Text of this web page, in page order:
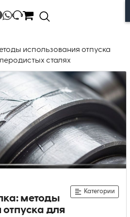
использования отпуска
сталях
методы
отпуска для
Категории